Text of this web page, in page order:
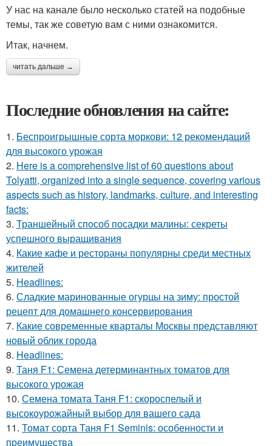
У нас на канале было несколько статей на подобные
темы, так же советую вам с ними ознакомится.
Итак, начнем.
читать дальше →
Последние обновления на сайте:
1. Беспроигрышные сорта моркови: 12 рекомендаций
для высокого урожая
2. Here is a comprehensive list of 60 questions about
Tolyatti, organized into a single sequence, covering various
aspects such as history, landmarks, culture, and interesting
facts:
3. Траншейный способ посадки малины: секреты
успешного выращивания
4. Какие кафе и рестораны популярны среди местных
жителей
5. Headlines:
6. Сладкие маринованные огурцы на зиму: простой
рецепт для домашнего консервирования
7. Какие современные кварталы Москвы представляют
новый облик города
8. Headlines:
9. Таня F1: Семена детерминантных томатов для
высокого урожая
10. Семена томата Таня F1: скороспелый и
высокоурожайный выбор для вашего сада
11. Томат сорта Таня F1 Seminis: особенности и
преимущества